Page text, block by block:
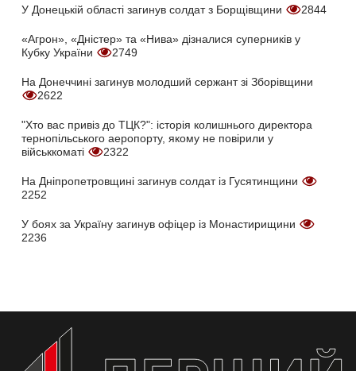
У Донецькій області загинув солдат з Борщівщини 2844
«Агрон», «Дністер» та «Нива» дізналися суперників у
Кубку України
2749
На Донеччині загинув молодший сержант зі Зборівщини
2622
"Хто вас привіз до ТЦК?": історія колишнього директора
тернопільського аеропорту, якому не повірили у
військкоматі
2322
На Дніпропетровщині загинув солдат із Гусятинщини
2252
У боях за Україну загинув офіцер із Монастирищини
2236